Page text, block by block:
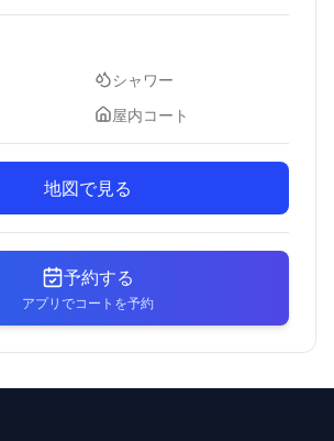
シャワー
屋内コート
地図で見る
予約する
アプリでコートを予約